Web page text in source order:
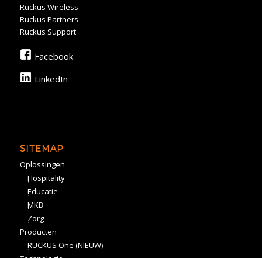
Ruckus Wireless
Ruckus Partners
Ruckus Support
Facebook
LinkedIn
SITEMAP
Oplossingen
Hospitality
Educatie
MKB
Zorg
Producten
RUCKUS One (NIEUW)